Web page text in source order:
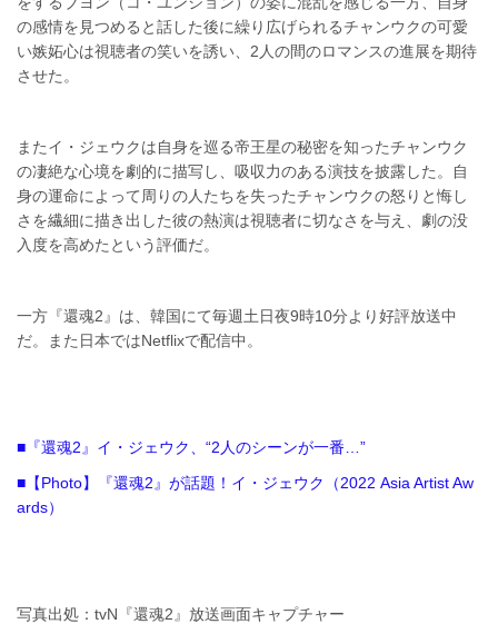
の感情を見つめると話した後に繰り広げられるチャンウクの可愛
い嫉妬心は視聴者の笑いを誘い、2人の間のロマンスの進展を期待
させた。
またイ・ジェウクは自身を巡る帝王星の秘密を知ったチャンウク
の凄絶な心境を劇的に描写し、吸収力のある演技を披露した。自
身の運命によって周りの人たちを失ったチャンウクの怒りと悔し
さを繊細に描き出した彼の熱演は視聴者に切なさを与え、劇の没
入度を高めたという評価だ。
一方『還魂2』は、韓国にて毎週土日夜9時10分より好評放送中
だ。また日本ではNetflixで配信中。
■『還魂2』イ・ジェウク、“2人のシーンが一番…”
■【Photo】『還魂2』が話題！イ・ジェウク（2022 Asia Artist Aw
ards）
写真出処：tvN『還魂2』放送画面キャプチャー